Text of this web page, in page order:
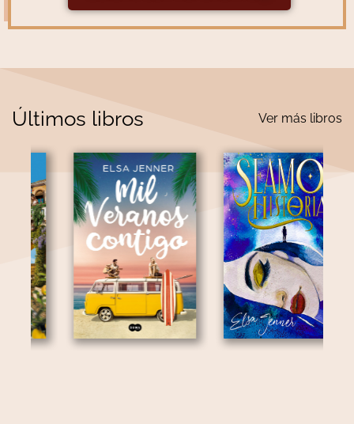
Últimos libros Ver más libros